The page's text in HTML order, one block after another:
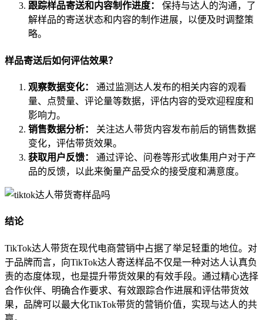
跟踪样品寄送和内容制作进度：
保持与达人的沟通，了
解样品的寄送状态和内容的制作进展，以便及时调整策
略。
样品寄送后如何评估效果？
观察数据变化：
通过监测达人发布的相关内容的观看
量、点赞量、评论量等数据，评估内容的受欢迎程度和
影响力。
销售数据分析：
关注达人带货内容发布前后的销售数据
变化，评估带货效果。
获取用户反馈：
通过评论、问卷等形式收集用户对于产
品的反馈，以此来衡量产品受众的接受度和满意度。
结论
TikTok达人带货在现代电商营销中占据了举足轻重的地位。对
于品牌而言，向TikTok达人寄送样品不仅是一种对达人认真负
责的态度体现，也是提升带货效果的有效手段。通过精心选择
合作伙伴、明确合作要求、有效跟踪合作进展和评估带货效
果，品牌可以最大化TikTok带货的营销价值，实现与达人的共